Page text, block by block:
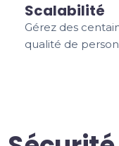
Scalabilité
Gérez des
qualité de